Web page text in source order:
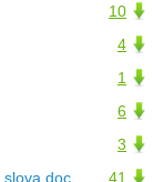
10
4
1
6
3
41